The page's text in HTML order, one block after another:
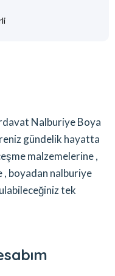
Nalburiye Boya
gündelik hayatta
malzemelerine ,
boyadan nalburiye
tek